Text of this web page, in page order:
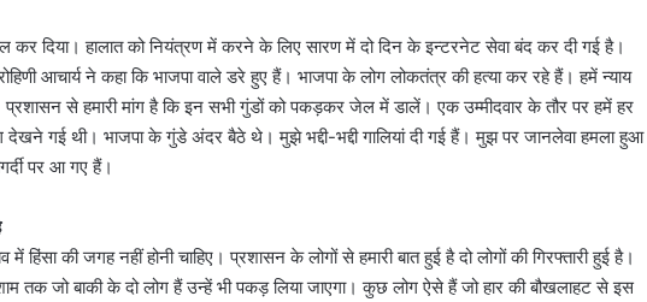
कर दिया। हालात को नियंत्रण में करने के लिए सारण में दो दिन के इन्टरनेट सेवा बंद कर दी गई है।
आचार्य ने कहा कि भाजपा वाले डरे हुए हैं। भाजपा के लोग लोकतंत्र की हत्या कर रहे हैं। हमें न्याय
प्रशासन से हमारी मांग है कि इन सभी गुंडों को पकड़कर जेल में डालें। एक उम्मीदवार के तौर पर हमें हर
गई थी। भाजपा के गुंडे अंदर बैठे थे। मुझे भद्दी-भद्दी गालियां दी गई हैं। मुझ पर जानलेवा हमला हुआ
पर आ गए हैं।
में हिंसा की जगह नहीं होनी चाहिए। प्रशासन के लोगों से हमारी बात हुई है दो लोगों की गिरफ्तारी हुई है।
तक जो बाकी के दो लोग हैं उन्हें भी पकड़ लिया जाएगा। कुछ लोग ऐसे हैं जो हार की बौखलाहट से इस